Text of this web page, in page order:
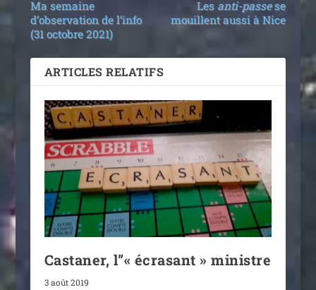
Ma semaine
d’observation de l’info
(31 octobre 2021)
Les anti-passese
mouillent aussi à Nice
ARTICLES RELATIFS
Castaner, l”« écrasant » ministre
3 août 2019